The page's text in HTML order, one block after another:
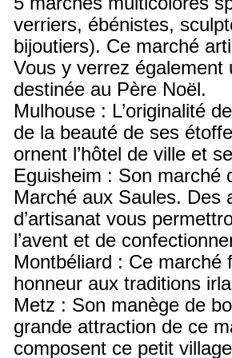
verriers, ébénistes,
bijoutiers). Ce marché
Vous y verrez
destinée au Père Noël.
Mulhouse : L’originalité
de la beauté de ses
ornent l’hôtel de ville et
Eguisheim : Son marché
Marché aux Saules. Des
d’artisanat vous
l’avent et de
Montbéliard : Ce marché
honneur aux traditions
Metz : Son manège de
grande attraction de ce
composent ce petit